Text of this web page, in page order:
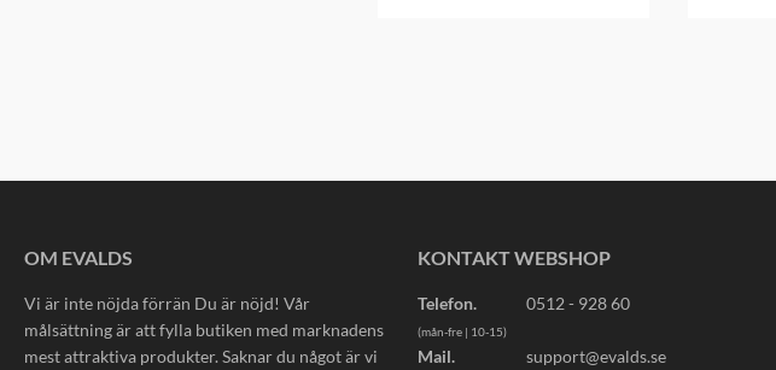
OM EVALDS
Vi är inte nöjda förrän Du är nöjd! Vår
målsättning är att fylla butiken med marknadens
mest attraktiva produkter. Saknar du något är vi
KONTAKT WEBSHOP
Telefon. 0512 - 928 60
(mån-fre | 10-15)
Mail.
support@evalds.se